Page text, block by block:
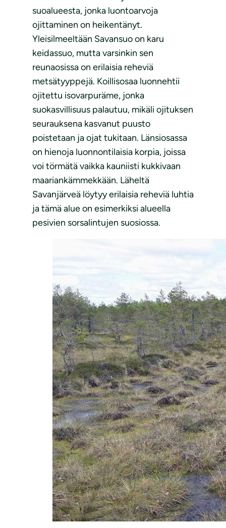
suoalueesta, jonka luontoarvoja
ojittaminen on heikentänyt.
Yleisilmeeltään Savansuo on karu
keidassuo, mutta varsinkin sen
reunaosissa on erilaisia reheviä
metsätyyppejä. Koillisosaa luonnehtii
ojitettu isovarpuräme, jonka
suokasvillisuus palautuu, mikäli ojituksen
seurauksena kasvanut puusto
poistetaan ja ojat tukitaan. Länsiosassa
on hienoja luonnontilaisia korpia, joissa
voi törmätä vaikka kauniisti kukkivaan
maariankämmekkään. Läheltä
Savanjärveä löytyy erilaisia reheviä luhtia
ja tämä alue on esimerkiksi alueella
pesivien sorsalintujen suosiossa.